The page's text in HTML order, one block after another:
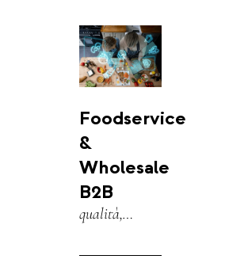
Foodservice
&
Wholesale
B2B
qualità,
certificazioni e